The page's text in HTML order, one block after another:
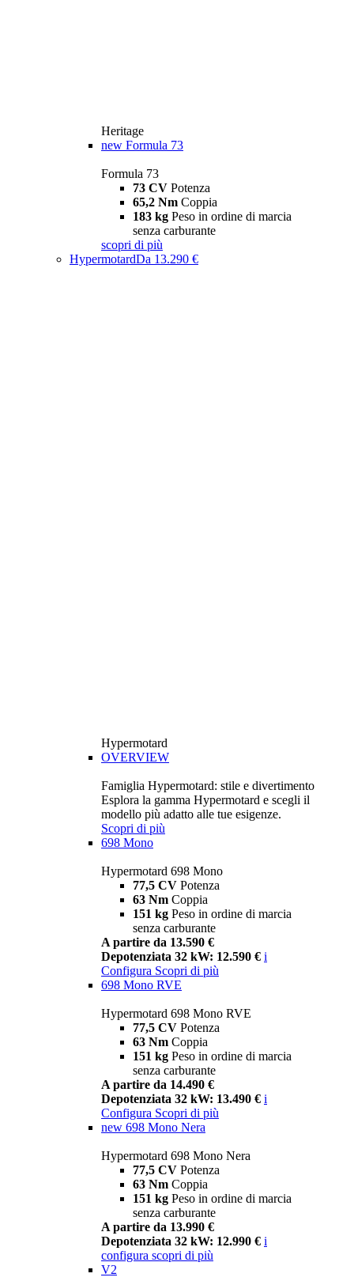
Heritage
new Formula 73
Formula 73
73 CV Potenza
65,2 Nm Coppia
183 kg Peso in ordine di marcia
senza carburante
scopri di più
HypermotardDa 13.290 €
Hypermotard
OVERVIEW
Famiglia Hypermotard: stile e divertimento
Esplora la gamma Hypermotard e scegli il
modello più adatto alle tue esigenze.
Scopri di più
698 Mono
Hypermotard 698 Mono
77,5 CV Potenza
63 Nm Coppia
151 kg Peso in ordine di marcia
senza carburante
A partire da 13.590 €
Depotenziata 32 kW: 12.590 € i
Configura Scopri di più
698 Mono RVE
Hypermotard 698 Mono RVE
77,5 CV Potenza
63 Nm Coppia
151 kg Peso in ordine di marcia
senza carburante
A partire da 14.490 €
Depotenziata 32 kW: 13.490 € i
Configura Scopri di più
new 698 Mono Nera
Hypermotard 698 Mono Nera
77,5 CV Potenza
63 Nm Coppia
151 kg Peso in ordine di marcia
senza carburante
A partire da 13.990 €
Depotenziata 32 kW: 12.990 € i
configura scopri di più
V2